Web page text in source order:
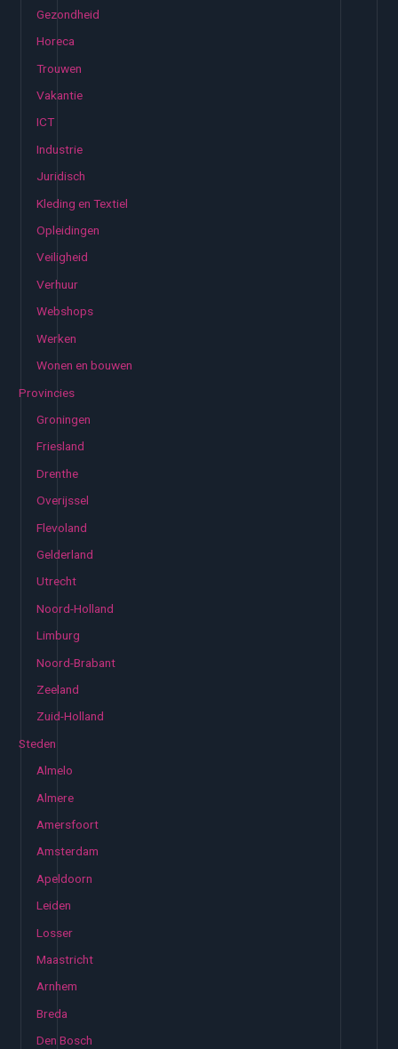
Gezondheid
Horeca
Trouwen
Vakantie
ICT
Industrie
Juridisch
Kleding en Textiel
Opleidingen
Veiligheid
Verhuur
Webshops
Werken
Wonen en bouwen
Provincies
Groningen
Friesland
Drenthe
Overijssel
Flevoland
Gelderland
Utrecht
Noord-Holland
Limburg
Noord-Brabant
Zeeland
Zuid-Holland
Steden
Almelo
Almere
Amersfoort
Amsterdam
Apeldoorn
Leiden
Losser
Maastricht
Arnhem
Breda
Den Bosch